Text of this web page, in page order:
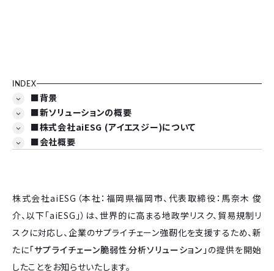
INDEX
■背景
■新ソリューションの概要
■株式会社aiESG (アイエスジー)について
■会社概要
株式会社aiESG（本社：福岡県福岡市、代表取締役：馬奈木 俊
介、以下「aiESG」）は、世界的に高まる地政学リスク、貿易規制リ
スクに対応し、企業のサプライチェーン強靭化を支援するため、新
たに「サプライチェーン脆弱性分析ソリューション」 の提供を開始
したことをお知らせいたします。